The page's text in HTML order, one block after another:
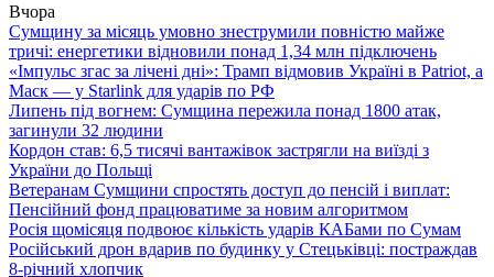
Вчора
Сумщину за місяць умовно знеструмили повністю майже
тричі: енергетики відновили понад 1,34 млн підключень
«Імпульс згас за лічені дні»: Трамп відмовив Україні в Patriot, а
Маск — у Starlink для ударів по РФ
Липень під вогнем: Сумщина пережила понад 1800 атак,
загинули 32 людини
Кордон став: 6,5 тисячі вантажівок застрягли на виїзді з
України до Польщі
Ветеранам Сумщини спростять доступ до пенсій і виплат:
Пенсійний фонд працюватиме за новим алгоритмом
Росія щомісяця подвоює кількість ударів КАБами по Сумам
Російський дрон вдарив по будинку у Стецьківці: постраждав
8-річний хлопчик